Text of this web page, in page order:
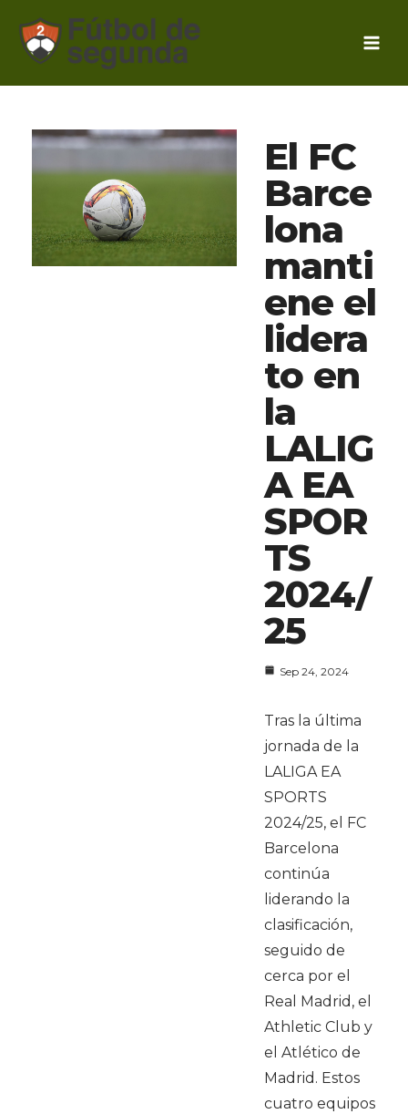
contenido
El FC
Barce
lona
manti
ene el
lidera
to en
la
LALIG
A EA
SPOR
TS
2024/
25
Sep 24, 2024
Tras la última
jornada de la
LALIGA EA
SPORTS
2024/25, el FC
Barcelona
continúa
liderando la
clasificación,
seguido de
cerca por el
Real Madrid, el
Athletic Club y
el Atlético de
Madrid. Estos
cuatro equipos